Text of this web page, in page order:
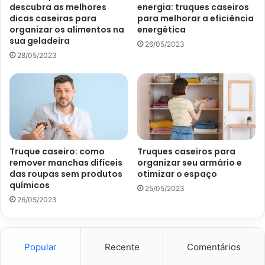
Citronela
A citronela
realmente é eficaz, tanto quanto o eucalipto
mesmo o óleo da citronela nos difusores para que esses
pequenos animaizinhos fiquem bem longe.
Hortelã-pimenta
Ahortelã-pimentatem um cheiro forte que afasta quase
todos os tipos de insetos. Assim, que tal plantar a espécie
em todo o seu jardim ou mesmo deixar alguns vasos
dentro de casa? E para uma maior eficácia, esfregue
pouse.
descubra as melhores
dicas caseiras para
organizar os alimentos na
sua geladeira
28/05/2023
energia: truques caseiros
para melhorar a eficiência
energética
26/05/2023
Truque caseiro: como
remover manchas difíceis
das roupas sem produtos
químicos
26/05/2023
Truques caseiros para
organizar seu armário e
otimizar o espaço
25/05/2023
Popular Recente Comentários